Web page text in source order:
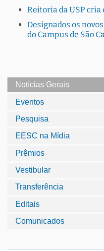
Reitoria da USP
Designados os
do Campus de São
Notícias Gerais
Eventos
Pesquisa
EESC na Mídia
Prêmios
Vestibular
Transferência
Editais
Comunicados